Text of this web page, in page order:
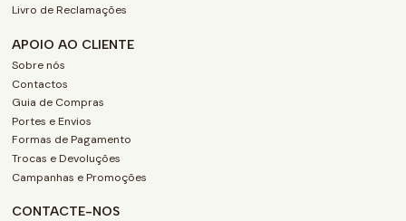
Livro de Reclamações
APOIO AO CLIENTE
Sobre nós
Contactos
Guia de Compras
Portes e Envios
Formas de Pagamento
Trocas e Devoluções
Campanhas e Promoções
CONTACTE-NOS